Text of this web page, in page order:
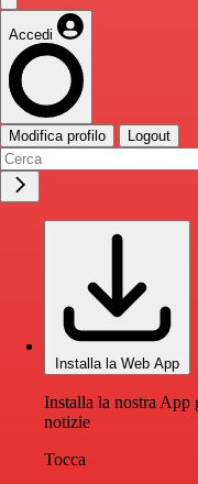
Accedi
Modifica profilo Logout
Installa la Web App
Installa la nostra App
notizie
Tocca